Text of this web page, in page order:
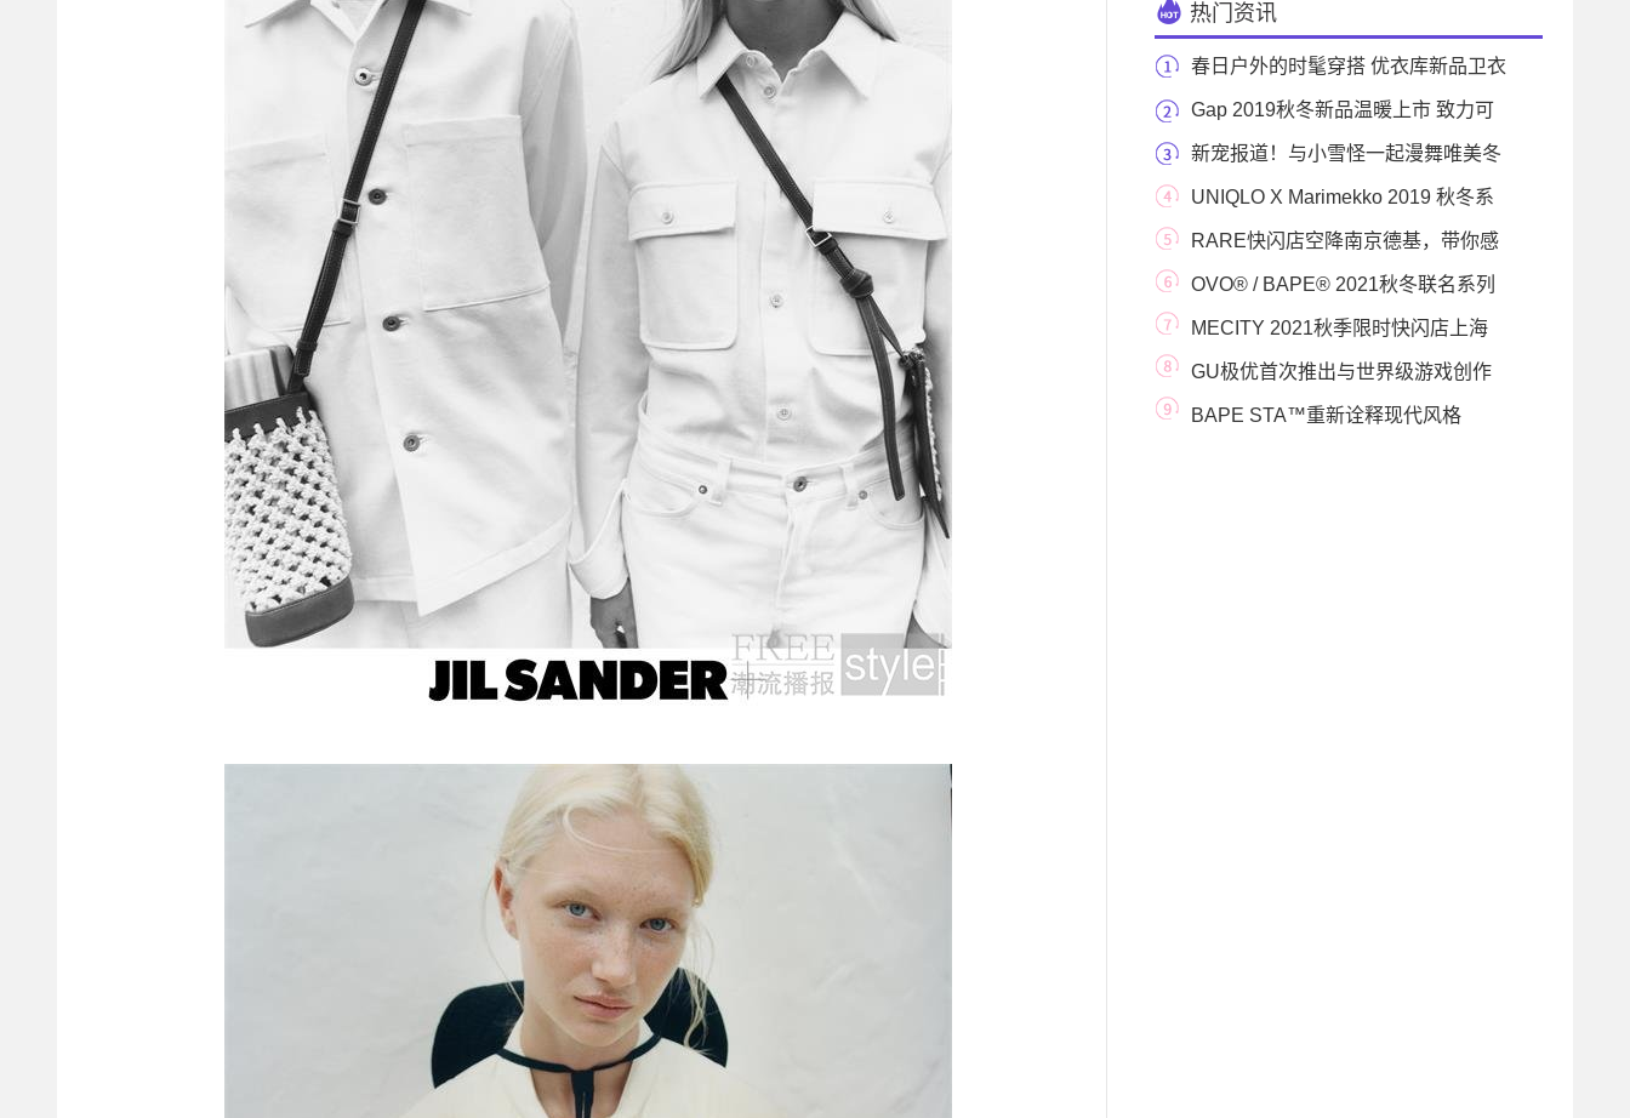
热门资讯
春日户外的时髦穿搭 优衣库新品卫衣
帮你安排Gap 2019秋冬新品温暖上市 致力可
持续发展
新宠报道！与小雪怪一起漫舞唯美冬
日 6IXTY8IGH
UNIQLO X Marimekko 2019 秋冬系
列即将缤纷上市 与家人
RARE快闪店空降南京德基，带你感
受“意”料之外
OVO® / BAPE® 2021秋冬联名系列
MECITY 2021秋季限时快闪店上海
揭幕 摩登公民，新
GU极优首次推出与世界级游戏创作
人小岛秀夫带领
BAPE STA™重新诠释现代风格